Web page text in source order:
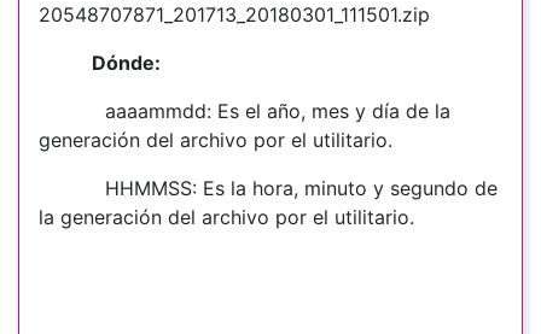
20548707871_201713_20180301_111501.zip
Dónde:
aaaammdd: Es el año, mes y día de la
generación del archivo por el utilitario.
HHMMSS: Es la hora, minuto y segundo de
la generación del archivo por el utilitario.